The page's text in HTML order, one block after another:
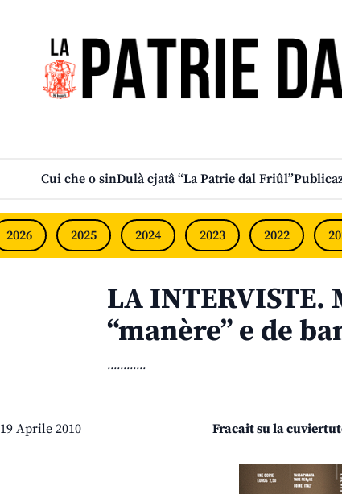
Cui che o sinDulà cjatâ “La Patrie dal Friûl”
2026 2025 2024 2023 2022
LA INTERVISTE.
“manère” e de
............
19 Aprile 2010 Fracait su la